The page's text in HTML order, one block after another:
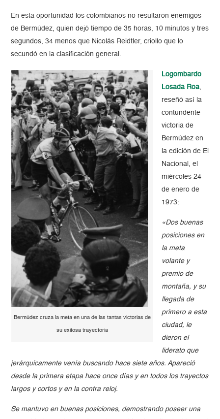
En esta oportunidad los colombianos no resultaron enemigos
de Bermúdez, quien dejó tiempo de 35 horas, 10 minutos y tres
segundos, 34 menos que Nicolás Reidtler, criollo que lo
secundó en la clasificación general.
Bermúdez cruza la meta en una de las tantas victorias de
su exitosa trayectoria
Logombardo
Losada Roa,
reseñó así la
contundente
victoria de
Bermúdez en
la edición de El
Nacional, el
miércoles 24
de enero de
1973:
«Dos buenas
posiciones en
la meta
volante y
premio de
montaña, y su
llegada de
primero a esta
ciudad, le
dieron el
liderato que
jerárquicamente venía buscando hace siete años. Apareció
desde la primera etapa hace once días y en todos los trayectos
largos y cortos y en la contra reloj.
Se mantuvo en buenas posiciones, demostrando poseer una